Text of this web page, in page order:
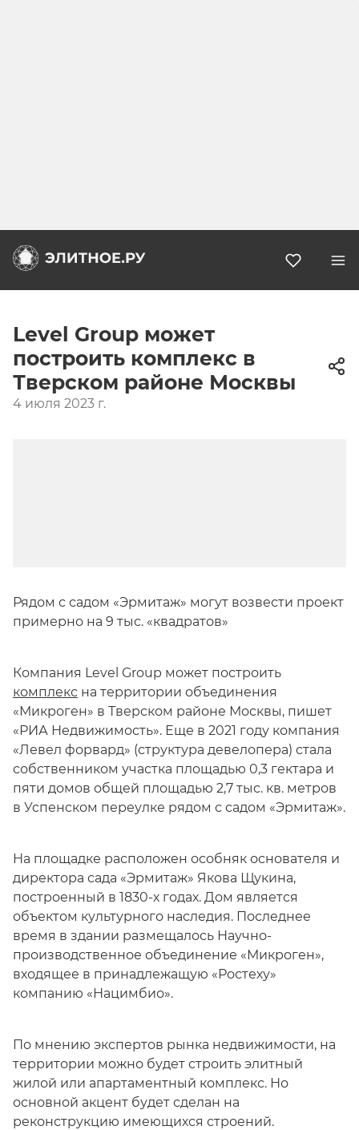
Level Group может
построить комплекс в
Тверском районе Москвы
4 июля 2023 г.
Рядом с садом «Эрмитаж» могут возвести проект
примерно на 9 тыс. «квадратов»
Компания Level Group может построить
комплекс на территории объединения
«Микроген» в Тверском районе Москвы, пишет
«РИА Недвижимость». Еще в 2021 году компания
«Левел форвард» (структура девелопера) стала
собственником участка площадью 0,3 гектара и
пяти домов общей площадью 2,7 тыс. кв. метров
в Успенском переулке рядом с садом «Эрмитаж».
На площадке расположен особняк основателя и
директора сада «Эрмитаж» Якова Щукина,
построенный в 1830-х годах. Дом является
объектом культурного наследия. Последнее
время в здании размещалось Научно-
производственное объединение «Микроген»,
входящее в принадлежащую «Ростеху»
компанию «Нацимбио».
По мнению экспертов рынка недвижимости, на
территории можно будет строить элитный
жилой или апартаментный комплекс. Но
основной акцент будет сделан на
реконструкцию имеющихся строений.